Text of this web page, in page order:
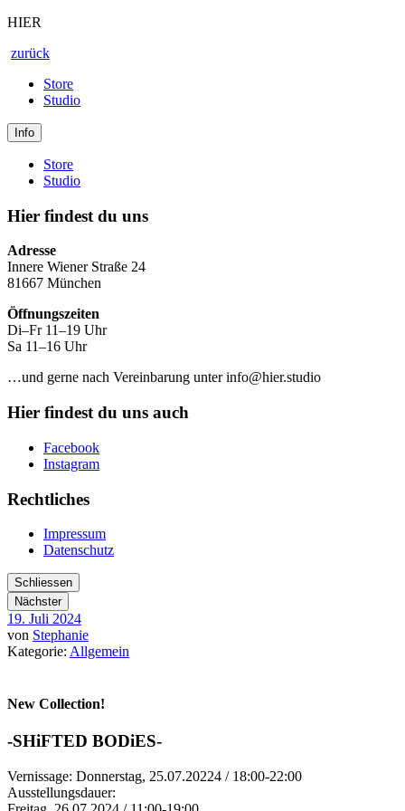
HIER
zurück
Store
Studio
Info
Store
Studio
Hier findest du uns
Adresse
Innere Wiener Straße 24
81667 München
Öffnungszeiten
Di–Fr 11–19 Uhr
Sa 11–16 Uhr
…und gerne nach Vereinbarung unter info@hier.studio
Hier findest du uns auch
Facebook
Instagram
Rechtliches
Impressum
Datenschutz
Schliessen
Nächster
19. Juli 2024
von Stephanie
Kategorie: Allgemein
New Collection!
-SHiFTED BODiES-
Vernissage: Donnerstag, 25.07.20224 / 18:00-22:00
Ausstellungsdauer: